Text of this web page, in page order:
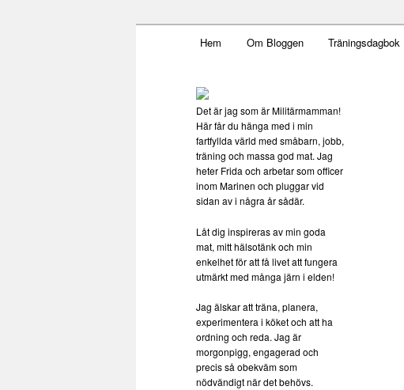
Militärmamman
Skip to primary content
Hem Om Bloggen Träningsdagbok
Det är jag som är Militärmamman!
Här får du hänga med i min
fartfyllda värld med småbarn, jobb,
träning och massa god mat. Jag
heter Frida och arbetar som officer
inom Marinen och pluggar vid
sidan av i några år sådär.
Låt dig inspireras av min goda
mat, mitt hälsotänk och min
enkelhet för att få livet att fungera
utmärkt med många järn i elden!
Jag älskar att träna, planera,
experimentera i köket och att ha
ordning och reda. Jag är
morgonpigg, engagerad och
precis så obekväm som
nödvändigt när det behövs.